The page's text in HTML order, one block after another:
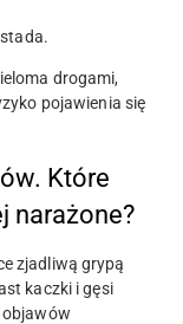
drogami,
pojawienia się
Które
narażone?
zjadliwą grypą
kaczki i gęsi
objawów